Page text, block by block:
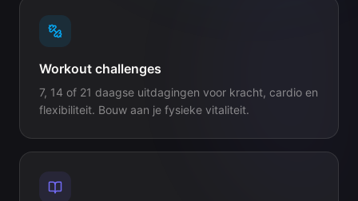
Workout challenges
7, 14 of 21 daagse uitdagingen voor kracht, cardio en
flexibiliteit. Bouw aan je fysieke vitaliteit.